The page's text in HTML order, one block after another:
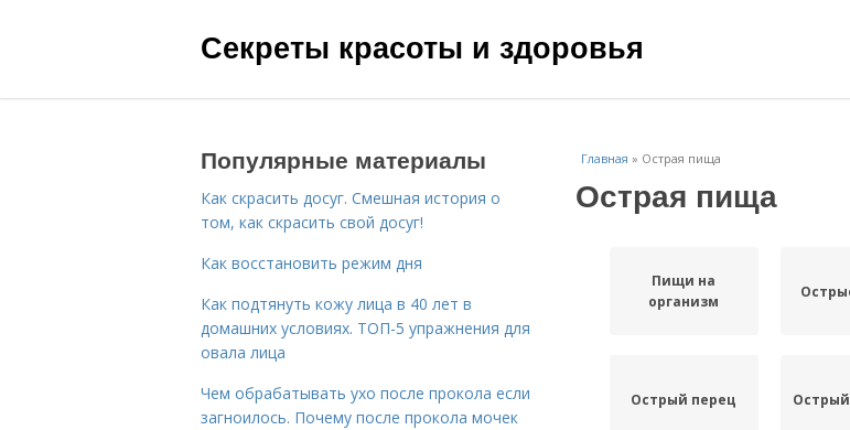
Секреты красоты и здоровья
Главная » Острая пища
Острая пища
Пищи на
организм
Острый перец
Популярные материалы
Как скрасить досуг. Смешная история о
том, как скрасить свой досуг!
Как восстановить режим дня
Как подтянуть кожу лица в 40 лет в
домашних условиях. ТОП-5 упражнения для
овала лица
Чем обрабатывать ухо после прокола если
загноилось. Почему после прокола мочек